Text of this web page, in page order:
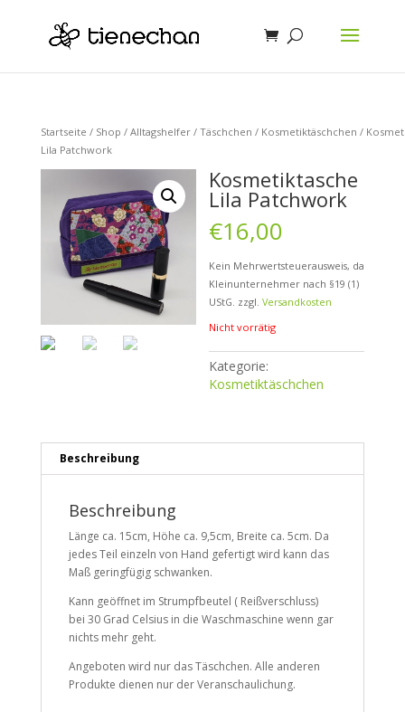
Startseite / Shop / Alltagshelfer/ Täschchen / Kosmetiktäschchen /
Lila Patchwork
Kosmetiktasche
Lila Patchwork
€16,00
Kein Mehrwertsteuerausweis, da
Kleinunternehmer nach §19 (1)
UStG. zzgl.Versandkosten
Nicht vorrätig
Kategorie:
Kosmetiktäschchen
Beschreibung
Beschreibung
Länge ca. 15cm, Höhe ca. 9,5cm, Breite ca. 5cm. Da
jedes Teil einzeln von Hand gefertigt wird kann das
Maß geringfügig schwanken.
Kann geöffnet im Strumpfbeutel ( Reißverschluss)
bei 30 Grad Celsius in die Waschmaschine wenn gar
nichts mehr geht.
Angeboten wird nur das Täschchen. Alle anderen
Produkte dienen nur der Veranschaulichung.